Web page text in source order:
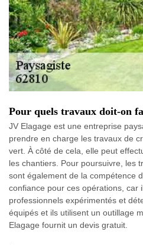
Pour quels travaux doit-on
JV Elagage est une entreprise
prendre en charge les travaux de
vert. À côté de cela, elle peut
les chantiers. Pour poursuivre, les
sont également de la compétence
confiance pour ces opérations, car
professionnels expérimentés et
équipés et ils utilisent un outillage
Elagage fournit un devis gratuit.